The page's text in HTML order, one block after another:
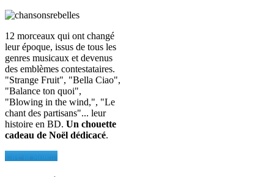
12 morceaux qui ont changé
leur époque, issus de tous les
genres musicaux et devenus
des emblèmes contestataires.
"Strange Fruit", "Bella Ciao",
"Balance ton quoi",
"Blowing in the wind,", "Le
chant des partisans"... leur
histoire en BD. Un chouette
cadeau de Noël dédicacé.
Lire la suite...